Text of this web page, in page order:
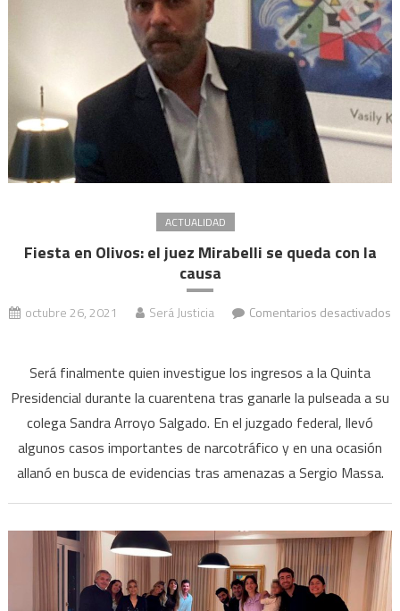
cierre
la
causa
ACTUALIDAD
Fiesta en Olivos: el juez Mirabelli se queda con la
causa
octubre 26, 2021 Será Justicia
Comentarios desactivados
en
Olivos:
el
juez
Mirabelli
con
la
causa
Será finalmente quien investigue los ingresos a la Quinta
Presidencial durante la cuarentena tras ganarle la pulseada a su
colega Sandra Arroyo Salgado. En el juzgado federal, llevó
algunos casos importantes de narcotráfico y en una ocasión
allanó en busca de evidencias tras amenazas a Sergio Massa.